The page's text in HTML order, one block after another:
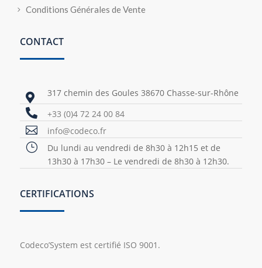
Conditions Générales de Vente
CONTACT
 317 chemin des Goules 38670 Chasse-sur-Rhône
 +33 (0)4 72 24 00 84
 info@codeco.fr
}
Du lundi au vendredi de 8h30 à 12h15 et de
13h30 à 17h30 – Le vendredi de 8h30 à 12h30.
CERTIFICATIONS
Codeco’System est certifié ISO 9001.